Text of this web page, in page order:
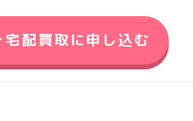
宅配買取に申し込む